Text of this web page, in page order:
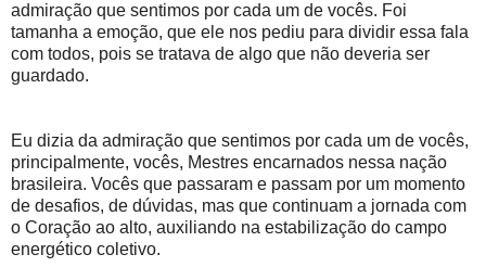
admiração que sentimos por cada um de vocês. Foi
tamanha a emoção, que ele nos pediu para dividir essa fala
com todos, pois se tratava de algo que não deveria ser
guardado.
Eu dizia da admiração que sentimos por cada um de vocês,
principalmente, vocês, Mestres encarnados nessa nação
brasileira. Vocês que passaram e passam por um momento
de desafios, de dúvidas, mas que continuam a jornada com
o Coração ao alto, auxiliando na estabilização do campo
energético coletivo.